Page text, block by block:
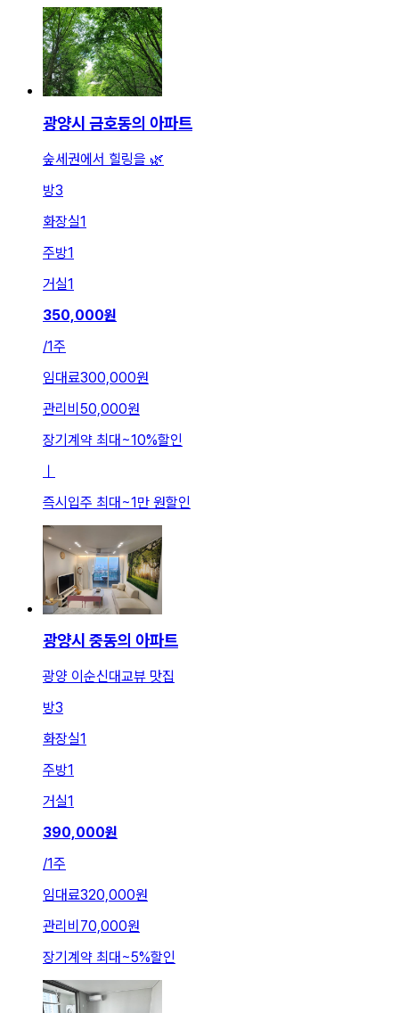
광양시 금호동의 아파트
숲세권에서 힐링을 🌿
방3
화장실1
주방1
거실1
350,000원
/1주
임대료300,000원
관리비 50,000원
장기계약 최대~10%할인
ㅣ
즉시입주 최대~1만 원할인
광양시 중동의 아파트
광양 이순신대교뷰 맛집
방3
화장실1
주방1
거실1
390,000원
/1주
임대료320,000원
관리비 70,000원
장기계약 최대 ~5%할인